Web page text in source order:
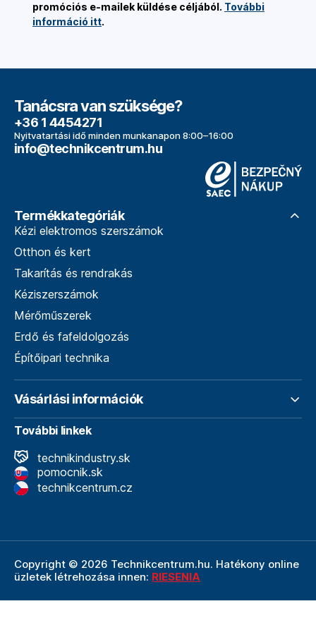
promóciós e-mailek küldése céljából. További
információ itt.
Tanácsra van szüksége?
+36 1 4454271
Nyitvatartási idő minden munkanapon 8:00–16:00
info@technikcentrum.hu
Termékkategóriák
Kézi elektromos szerszámok
Otthon és kert
Takarítás és rendrakás
Kéziszerszámok
Mérőműszerek
Erdő és fafeldolgozás
Építőipari technika
Vásárlási információk
További linkek
technikindustry.sk
pomocnik.sk
technikcentrum.cz
Copyright © 2026 Technikcentrum.hu. Hatékony online
üzletek létrehozása innen: RIESENIA